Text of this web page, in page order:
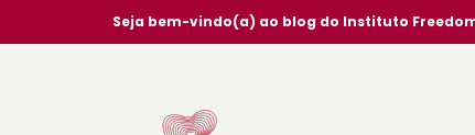
Seja bem-vindo(a) ao blog do Instituto